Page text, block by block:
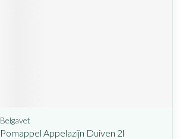
Belgavet
Pomappel Appelazijn Duiven 2l